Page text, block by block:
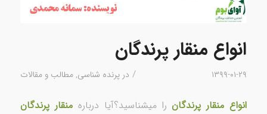
انواع منقار پرندگان
۱۳۹۹-۰۱-۲۹ / درپرنده شناسی,مطالب و مقالات
انواع منقار پرندگانرا میشناسید؟آیا دربارهمنقار پرندگان